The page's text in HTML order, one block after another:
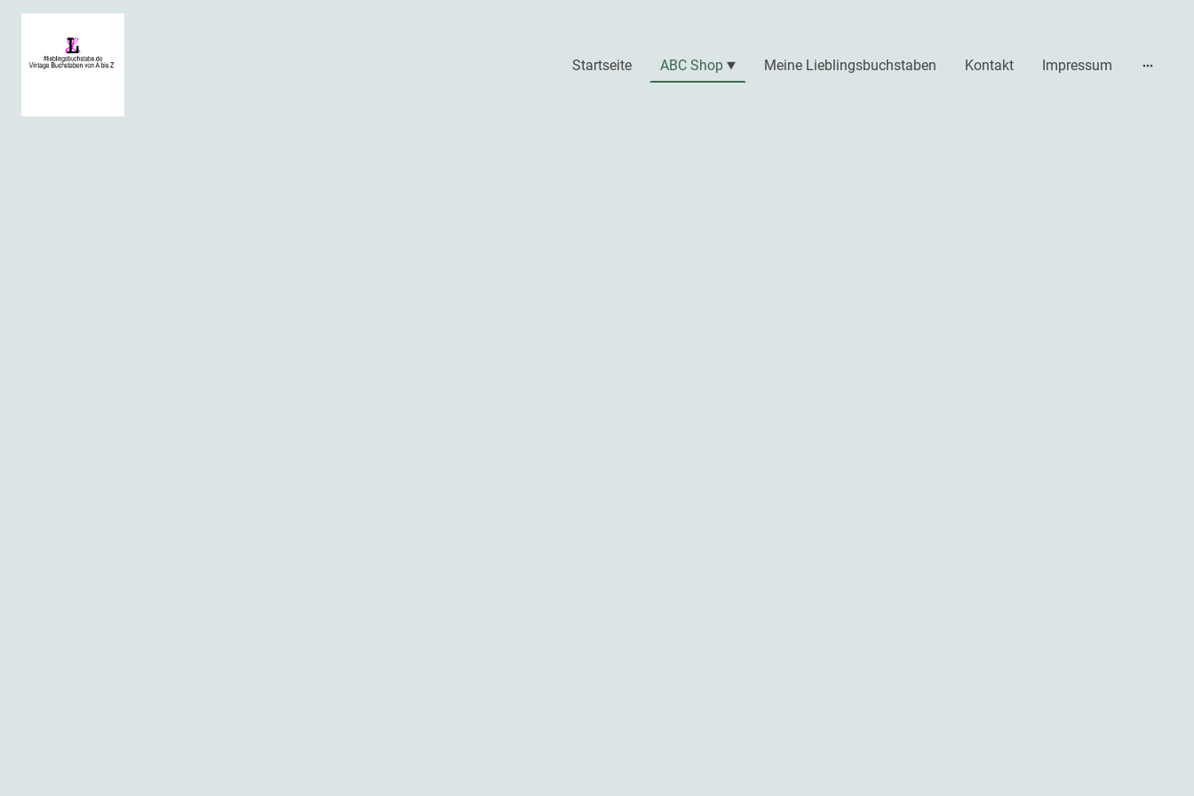
Startseite ABC Shop Meine Lieblingsbuchstaben Kontakt Impressum